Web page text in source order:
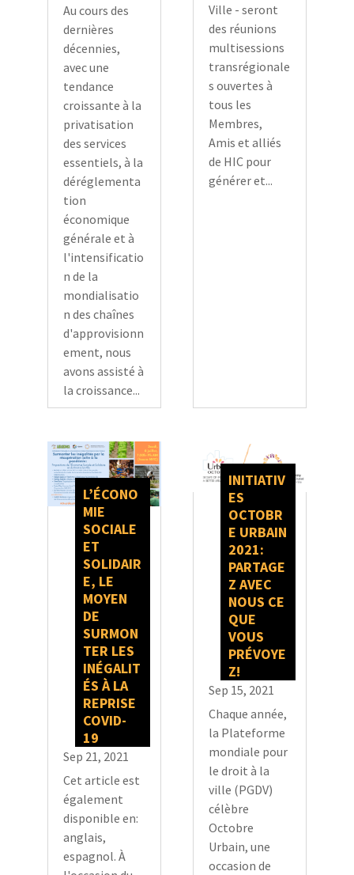
Au cours des
dernières
décennies,
avec une
tendance
croissante à la
privatisation
des services
essentiels, à la
déréglementa
tion
économique
générale et à
l'intensificatio
n de la
mondialisatio
n des chaînes
d'approvisionn
ement, nous
avons assisté à
la croissance...
Ville - seront
des réunions
multisessions
transrégionale
s ouvertes à
tous les
Membres,
Amis et alliés
de HIC pour
générer et...
L’ÉCONO
MIE
SOCIALE
ET
SOLIDAIR
E, LE
MOYEN
DE
SURMON
TER LES
INÉGALIT
ÉS À LA
REPRISE
COVID-
19
Sep 21, 2021
Cet article est
également
disponible en:
anglais,
espagnol. À
INITIATIV
ES
OCTOBR
E URBAIN
2021:
PARTAGE
Z AVEC
NOUS CE
QUE
VOUS
PRÉVOYE
Z!
Sep 15, 2021
Chaque année,
la Plateforme
mondiale pour
le droit à la
ville (PGDV)
célèbre
Octobre
Urbain, une
occasion de